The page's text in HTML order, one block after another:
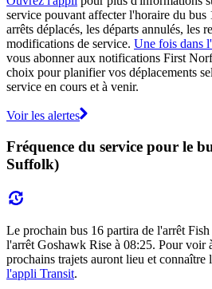
service pouvant affecter l'horaire du bus
arrêts déplacés, les départs annulés, les
modifications de service. Une fois dans
vous abonner aux notifications First
choix pour planifier vos déplacements
service en cours et à venir.
Voir les alertes
Fréquence du service pour le
Suffolk)
Le prochain bus 16 partira de l'arrêt
l'arrêt Goshawk Rise à 08:25. Pour voir
prochains trajets auront lieu et connaître
l'appli Transit.